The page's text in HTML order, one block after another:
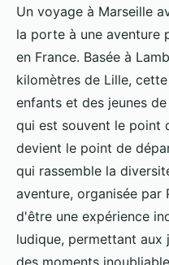
Un voyage à Marseille
la porte à une aventure
en France. Basée à
kilomètres de Lille,
enfants et des jeunes
qui est souvent le point
devient le point de
qui rassemble la
aventure, organisée par
d'être une expérience
ludique, permettant aux